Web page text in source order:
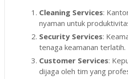
Cleaning Services:
nyaman untuk
Security Services:
tenaga keamanan terlatih.
Customer Services:
dijaga oleh tim yang